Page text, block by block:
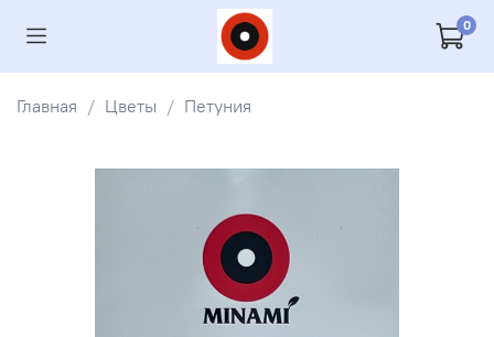
0
Главная Цветы Петуния